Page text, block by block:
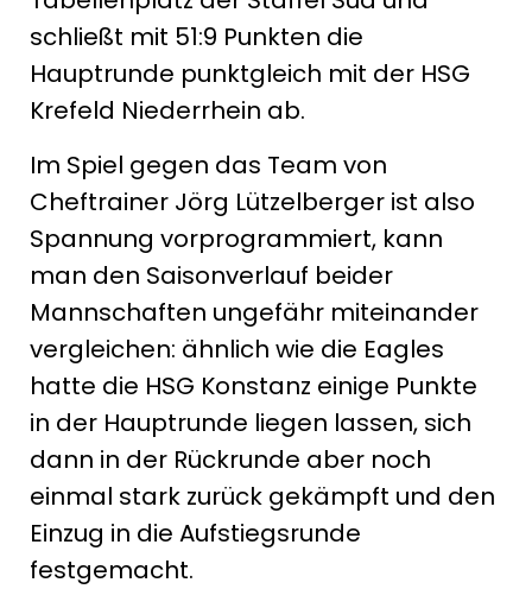
schließt mit 51:9 Punkten die
Hauptrunde punktgleich mit der HSG
Krefeld Niederrhein ab.
Im Spiel gegen das Team von
Cheftrainer Jörg Lützelberger ist also
Spannung vorprogrammiert, kann
man den Saisonverlauf beider
Mannschaften ungefähr miteinander
vergleichen: ähnlich wie die Eagles
hatte die HSG Konstanz einige Punkte
in der Hauptrunde liegen lassen, sich
dann in der Rückrunde aber noch
einmal stark zurück gekämpft und den
Einzug in die Aufstiegsrunde
festgemacht.